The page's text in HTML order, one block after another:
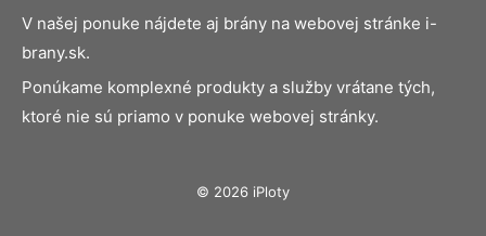
V našej ponuke nájdete aj brány na webovej stránke i-
brany.sk.
Ponúkame komplexné produkty a služby vrátane tých,
ktoré nie sú priamo v ponuke webovej stránky.
© 2026 iPloty